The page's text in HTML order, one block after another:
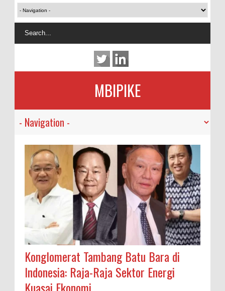
MBIPIKE
Konglomerat Tambang Batu Bara di
Indonesia: Raja-Raja Sektor Energi